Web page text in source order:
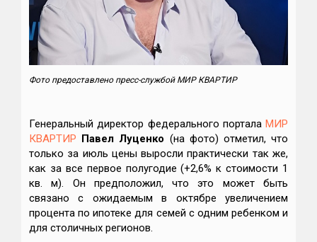
Фото предоставлено пресс-службой МИР КВАРТИР
Генеральный директор федерального портала МИР
КВАРТИР Павел Луценко (на фото) отметил, что
только за июль цены выросли практически так же,
как за все первое полугодие (+2,6% к стоимости 1
кв. м). Он предположил, что это может быть
связано с ожидаемым в октябре увеличением
процента по ипотеке для семей с одним ребенком и
для столичных регионов.